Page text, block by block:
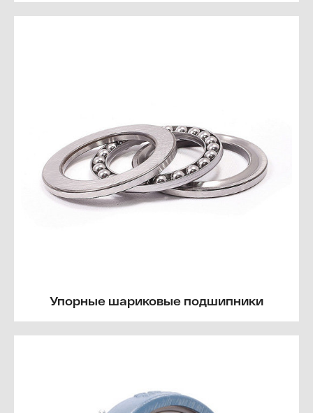
Упорные шариковые подшипники